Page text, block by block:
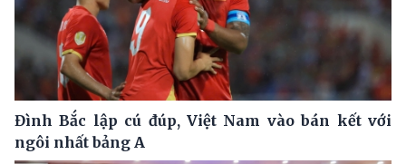
Đình Bắc lập cú đúp, Việt Nam vào bán kết với
ngôi nhất bảng A